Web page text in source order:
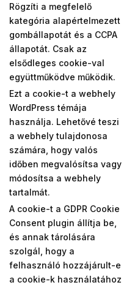
Rögzíti a megfelelő
kategória alapértelmezett
gombállapotát és a CCPA
állapotát. Csak az
elsődleges cookie-val
együttműködve működik.
Ezt a cookie-t a webhely
WordPress témája
használja. Lehetővé teszi
a webhely tulajdonosa
számára, hogy valós
időben megvalósítsa vagy
módosítsa a webhely
tartalmát.
A cookie-t a GDPR Cookie
Consent plugin állítja be,
és annak tárolására
szolgál, hogy a
felhasználó hozzájárult-e
a cookie-k használatához